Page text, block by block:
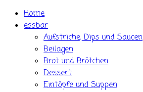
Skip Home
essbar
Aufstriche, Dips und Saucen
Beilagen
Brot und Brötchen
Dessert
Eintöpfe und Suppen